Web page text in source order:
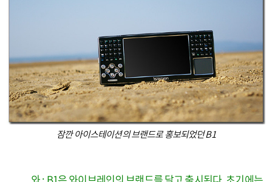
잠깐 아이스테이션의 브랜드로 홍보되었던 B1